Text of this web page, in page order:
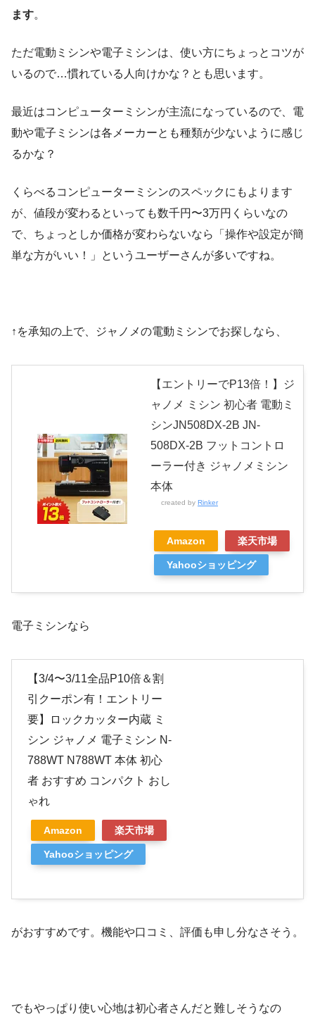
ます。
ただ電動ミシンや電子ミシンは、使い方にちょっとコツが
いるので…慣れている人向けかな？とも思います。
最近はコンピューターミシンが主流になっているので、電
動や電子ミシンは各メーカーとも種類が少ないように感じ
るかな？
くらべるコンピューターミシンのスペックにもよります
が、値段が変わるといっても数千円〜3万円くらいなの
で、ちょっとしか価格が変わらないなら「操作や設定が簡
単な方がいい！」というユーザーさんが多いですね。
↑を承知の上で、ジャノメの電動ミシンでお探しなら、
【エントリーでP13倍！】ジ
ャノメ ミシン 初心者 電動ミ
シンJN508DX-2B JN-
508DX-2B フットコントロ
ーラー付き ジャノメミシン
本体
created by Rinker
Amazon 楽天市場
Yahooショッピング
電子ミシンなら
【3/4〜3/11全品P10倍＆割
引クーポン有！エントリー
要】ロックカッター内蔵 ミ
シン ジャノメ 電子ミシン N-
788WT N788WT 本体 初心
者 おすすめ コンパクト おし
ゃれ
Amazon 楽天市場
Yahooショッピング
がおすすめです。機能や口コミ、評価も申し分なさそう。
でもやっぱり使い心地は初心者さんだと難しそうなの